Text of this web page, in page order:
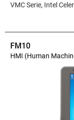
VMC Serie, Intel
FM10
HMI (Human